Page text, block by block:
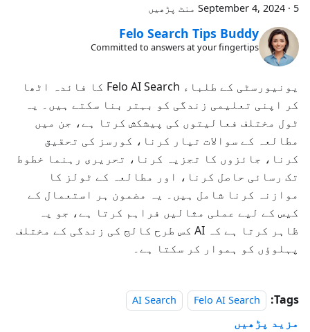
September 4, 2024 · 5 منٹ پڑھیں
Felo Search Tips Buddy
Committed to answers at your fingertips
یونیورسٹی کے طلباء Felo AI Search کا فائدہ اٹھا
کر اپنی تعلیمی زندگی کو بہتر بنا سکتے ہیں۔ یہ
ٹول مختلف فعالیتوں کی پیشکش کرتا ہے، جن میں
مطالعہ کے سوالات تیار کرنا، کورسز کی تحقیق
کرنا، جائزوں کا تجزیہ کرنا، تحریری رہنما خطوط
تک رسائی حاصل کرنا، اور مطالعہ کے ٹولز کا
موازنہ کرنا شامل ہیں۔ یہ مضمون ہر استعمال کے
کیس کے لیے عملی مثالیں فراہم کرتا ہے، جو یہ
ظاہر کرتا ہے کہ AI کس طرح کالج کی زندگی کے مختلف
پہلوؤں کو ہموار کر سکتا ہے۔
Tags:
Felo AI Search
AI Search
مزید پڑھیں